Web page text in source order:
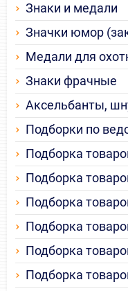
Знаки и медали
Значки юмор
Медали для
Знаки фрачные
Аксельбанты,
Подборки по
Подборка
Подборка
Подборка
Подборка
Подборка
Подборка